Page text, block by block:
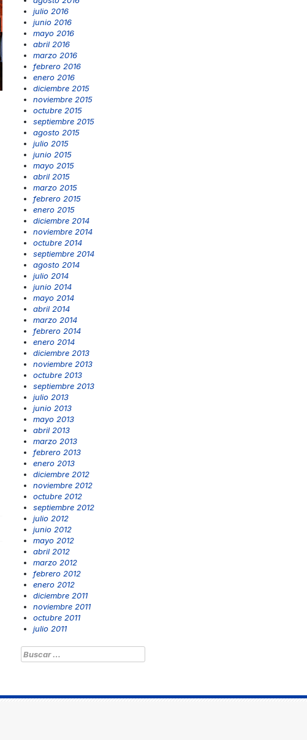
julio 2016
junio 2016
mayo 2016
abril 2016
marzo 2016
febrero 2016
enero 2016
diciembre 2015
noviembre 2015
octubre 2015
septiembre 2015
agosto 2015
julio 2015
junio 2015
mayo 2015
abril 2015
marzo 2015
febrero 2015
enero 2015
diciembre 2014
noviembre 2014
octubre 2014
septiembre 2014
agosto 2014
julio 2014
junio 2014
mayo 2014
abril 2014
marzo 2014
febrero 2014
enero 2014
diciembre 2013
noviembre 2013
octubre 2013
septiembre 2013
julio 2013
junio 2013
mayo 2013
abril 2013
marzo 2013
febrero 2013
enero 2013
diciembre 2012
noviembre 2012
octubre 2012
septiembre 2012
julio 2012
junio 2012
mayo 2012
abril 2012
marzo 2012
febrero 2012
enero 2012
diciembre 2011
noviembre 2011
octubre 2011
julio 2011
Buscar: